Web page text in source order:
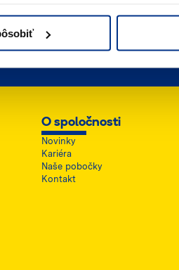
Kde nás nájdete
O spoločnosti
Novinky
Kariéra
Naše pobočky
Kontakt